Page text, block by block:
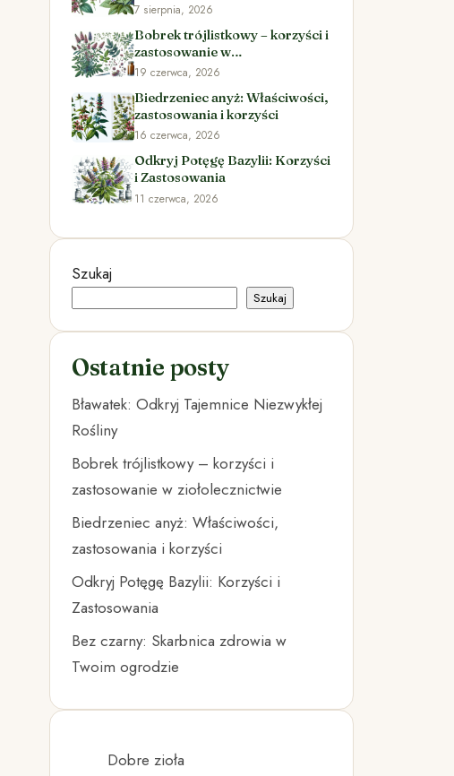
7 sierpnia, 2026
Bobrek trójlistkowy – korzyści i
zastosowanie w
ziołolecznictwie
19 czerwca, 2026
Biedrzeniec anyż: Właściwości,
zastosowania i korzyści
16 czerwca, 2026
Odkryj Potęgę Bazylii: Korzyści
i Zastosowania
11 czerwca, 2026
Szukaj
Szukaj
Ostatnie posty
Bławatek: Odkryj Tajemnice Niezwykłej
Rośliny
Bobrek trójlistkowy – korzyści i
zastosowanie w ziołolecznictwie
Biedrzeniec anyż: Właściwości,
zastosowania i korzyści
Odkryj Potęgę Bazylii: Korzyści i
Zastosowania
Bez czarny: Skarbnica zdrowia w
Twoim ogrodzie
Dobre zioła